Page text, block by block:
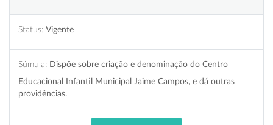
Status: Vigente
Súmula: Dispõe sobre criação e denominação do Centro
Educacional Infantil Municipal Jaime Campos, e dá outras
providências.